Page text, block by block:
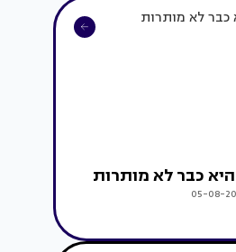
כבר לא מותרות
05-08-